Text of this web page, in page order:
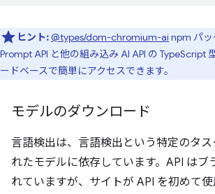
ヒント:@types/dom-chromium-ai npm パッ
Prompt API と他の組み込み AI API の TypeScript
ードベースで簡単にアクセスできます。
モデルのダウンロード
言語検出は、言語検出という特定のタ
れたモデルに依存しています。API はブ
れていますが、サイトが API を初めて